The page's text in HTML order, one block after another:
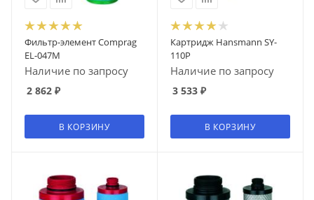
Фильтр-элемент Comprag
EL-047M
Наличие по запросу
2 862 ₽
В КОРЗИНУ
Картридж Hansmann SY-
110P
Наличие по запросу
3 533 ₽
В КОРЗИНУ